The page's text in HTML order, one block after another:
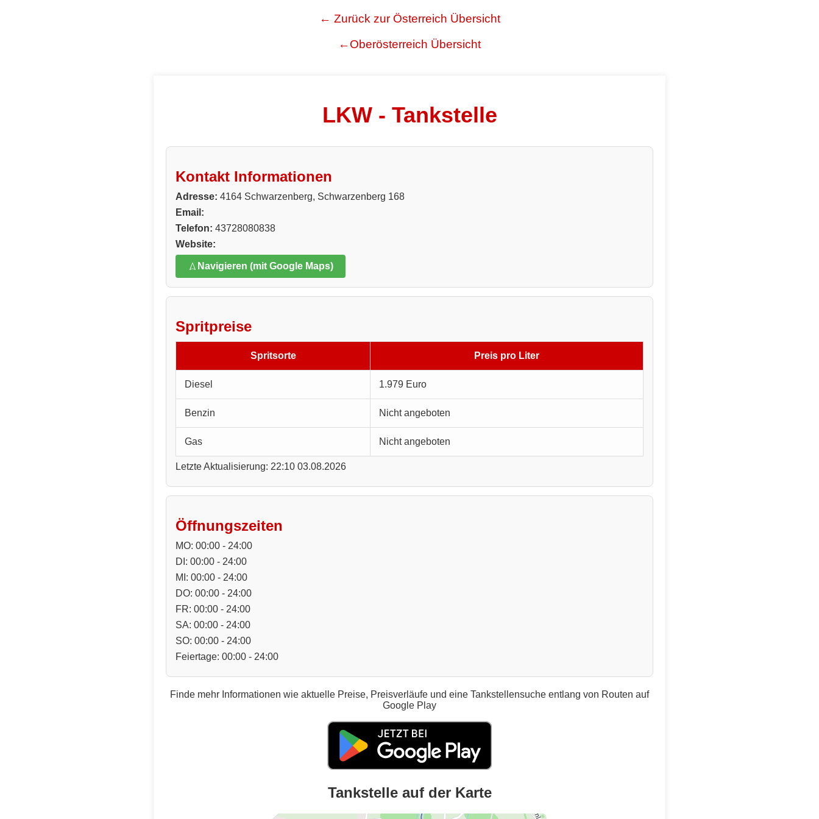
← Zurück zur Österreich Übersicht
←Oberösterreich Übersicht
LKW - Tankstelle
Kontakt Informationen
Adresse: 4164 Schwarzenberg, Schwarzenberg 168
Email:
Telefon: 43728080838
Website:
Navigieren (mit Google Maps)
Spritpreise
Spritsorte Preis pro Liter
Diesel 1.979 Euro
Benzin Nicht angeboten
Gas Nicht angeboten
Letzte Aktualisierung: 22:10 03.08.2026
Öffnungszeiten
MO: 00:00 - 24:00
DI: 00:00 - 24:00
MI: 00:00 - 24:00
DO: 00:00 - 24:00
FR: 00:00 - 24:00
SA: 00:00 - 24:00
SO: 00:00 - 24:00
Feiertage: 00:00 - 24:00
Finde mehr Informationen wie aktuelle Preise, Preisverläufe und eine Tankstellensuche entlang von Routen auf
Google Play
Tankstelle auf der Karte